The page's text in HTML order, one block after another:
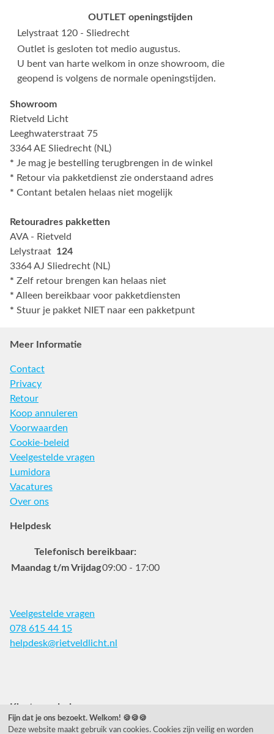
OUTLET openingstijden
Lelystraat 120 - Sliedrecht
Outlet is gesloten tot medio augustus.
U bent van harte welkom in onze showroom, die
geopend is volgens de normale openingstijden.
Showroom
Rietveld Licht
Leeghwaterstraat 75
3364 AE Sliedrecht (NL)
* Je mag je bestelling terugbrengen in de winkel
* Retour via pakketdienst zie onderstaand adres
* Contant betalen helaas niet mogelijk
Retouradres pakketten
AVA - Rietveld
Lelystraat 124
3364 AJ Sliedrecht (NL)
* Zelf retour brengen kan helaas niet
* Alleen bereikbaar voor pakketdiensten
* Stuur je pakket NIET naar een pakketpunt
Meer Informatie
Contact
Privacy
Retour
Koop annuleren
Voorwaarden
Cookie-beleid
Veelgestelde vragen
Lumidora
Vacatures
Over ons
Helpdesk
Telefonisch bereikbaar:
Maandag t/m Vrijdag09:00 - 17:00
Veelgestelde vragen
078 615 44 15
helpdesk@rietveldlicht.nl
Klantwaardering
"Zeer goed" - eKomi.nl
Fijn dat je ons bezoekt. Welkom! 🍪🍪🍪
Deze website maakt gebruik van cookies. Cookies zijn veilig en worden